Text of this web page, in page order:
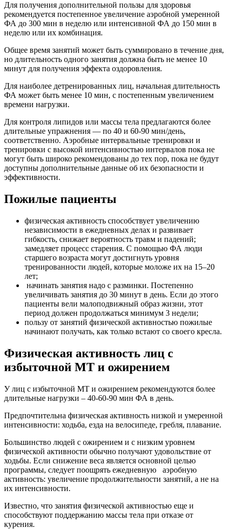
Для получения дополнительной пользы для здоровья
рекомендуется постепенное увеличение аэробной умеренной
ФА до 300 мин в неделю или интенсивной ФА до 150 мин в
неделю или их комбинация.
Общее время занятий может быть суммировано в течение дня,
но длительность одного занятия должна быть не менее 10
минут для получения эффекта оздоровления.
Для наиболее детренированных лиц, начальная длительность
ФА может быть менее 10 мин, с постепенным увеличением
времени нагрузки.
Для контроля липидов или массы тела предлагаются более
длительные упражнения — по 40 и 60-90 мин/день,
соответственно. Аэробные интервальные тренировки и
тренировки с высокой интенсивностью интервалов пока не
могут быть широко рекомендованы до тех пор, пока не будут
доступны дополнительные данные об их безопасности и
эффективности.
Пожилые пациенты
физическая активность способствует увеличению
независимости в ежедневных делах и развивает
гибкость, снижает вероятность травм и падений;
замедляет процесс старения. С помощью ФА люди
старшего возраста могут достигнуть уровня
тренированности людей, которые моложе их на 15–20
лет;
начинать занятия надо с разминки. Постепенно
увеличивать занятия до 30 минут в день. Если до этого
пациенты вели малоподвижный образ жизни, этот
период должен продолжаться минимум 3 недели;
пользу от занятий физической активностью пожилые
начинают получать, как только встают со своего кресла.
Физическая активность лиц с
избыточной МТ и ожирением
У лиц с избыточной МТ и ожирением рекомендуются более
длительные нагрузки – 40-60-90 мин ФА в день.
Предпочтительна физическая активность низкой и умеренной
интенсивности: ходьба, езда на велосипеде, гребля, плавание.
Большинство людей с ожирением и с низким уровнем
физической активности обычно получают удовольствие от
ходьбы. Если снижение веса является основной целью
программы, следует поощрять ежедневную аэробную
активность: увеличение продолжительности занятий, а не на
их интенсивности.
Известно, что занятия физической активностью еще и
способствуют поддержанию массы тела при отказе от
курения.